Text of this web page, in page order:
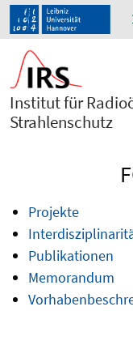
Institut für
Strahlenschutz
Projekte
Publikationen
Memorandum